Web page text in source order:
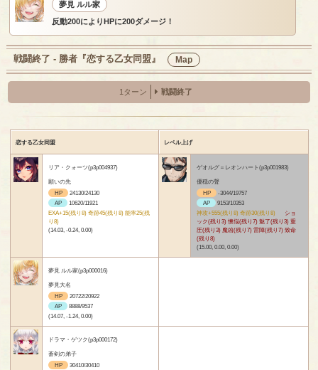
夢見 ルル家
反動200によりHPに200ダメージ！
戦闘終了 - 勝者『恋する乙女同盟』 Map
1ターン 戦闘終了
恋する乙女同盟 レベル上げ
リア・クォーツ(p3p004937)
願いの先
HP
24130/24130
AP
10620/11921
EXA+15(残り8) 奇跡45(残り8) 能率25(残
り8)
(14.03, -0.24, 0.00)
ゲオルグ＝レオンハート(p3p001983)
優穏の聲
HP
-3044/19757
AP
9153/10353
神攻+555(残り8) 奇跡30(残り8)
ショ
ック(残り3) 懊悩(残り7) 魅了(残り3) 重
圧(残り3) 魔凶(残り7) 雷陣(残り7) 致命
(残り8)
(15.00, 0.00, 0.00)
夢見 ルル家(p3p000016)
夢見大名
HP
20722/20922
AP
8888/9537
(14.07, -1.24, 0.00)
ドラマ・ゲツク(p3p000172)
蒼剣の弟子
HP
30410/30410